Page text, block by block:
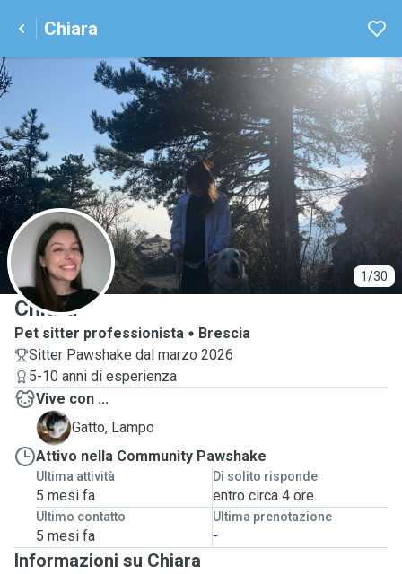
Chiara
1/30
C
Chiara
Pet sitter professionista
Brescia
Sitter Pawshake dal marzo 2026
5-10 anni di esperienza
Vive con ...
L
Gatto, Lampo
Attivo nella Community Pawshake
Ultima attività
5 mesi fa
Di solito risponde
entro circa 4 ore
Ultimo contatto
5 mesi fa
Ultima prenotazione
-
Informazioni su Chiara